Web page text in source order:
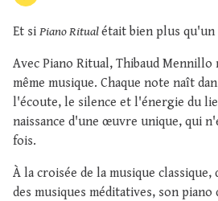
Et si Piano Ritualétait bien plus qu'un
Avec Piano Ritual, Thibaud
même musique. Chaque note naît
l'écoute, le silence et l'énergie du
naissance d'une œuvre unique, qui
fois.
À la croisée de la musique
des musiques méditatives, son piano